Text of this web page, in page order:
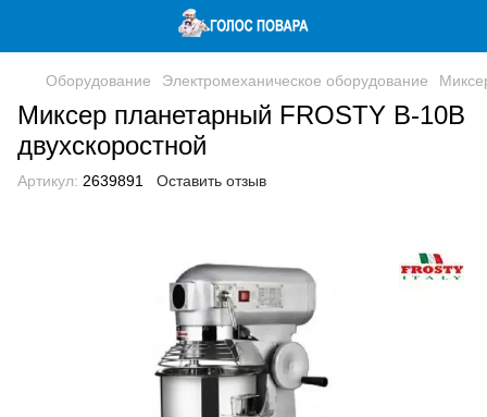
Оборудование Электромеханическое оборудование
Миксер планетарный FROSTY B-10В
двухскоростной
Артикул: 2639891 Оставить отзыв